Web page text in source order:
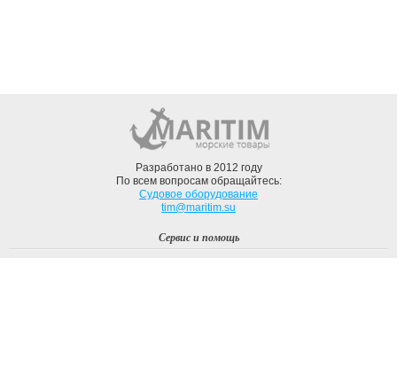
Разработано в 2012 году
По всем вопросам обращайтесь:
Судовое оборудование
tim@maritim.su
Сервис и помощь